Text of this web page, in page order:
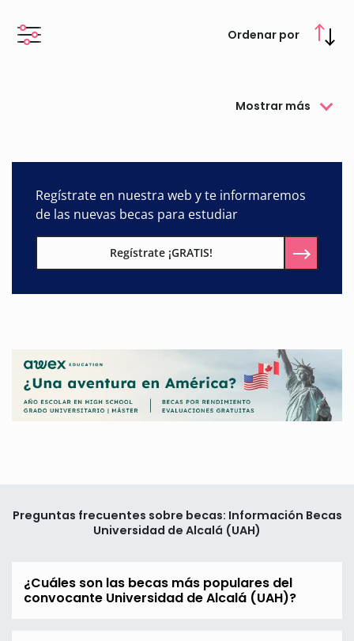
ellas.
Ordenar por
Mostrar más
Regístrate en nuestra web y te informaremos
de las nuevas becas para estudiar
Regístrate ¡GRATIS!
Preguntas frecuentes sobre becas: Información Becas
Universidad de Alcalá (UAH)
¿Cuáles son las becas más populares del
convocante Universidad de Alcalá (UAH)?